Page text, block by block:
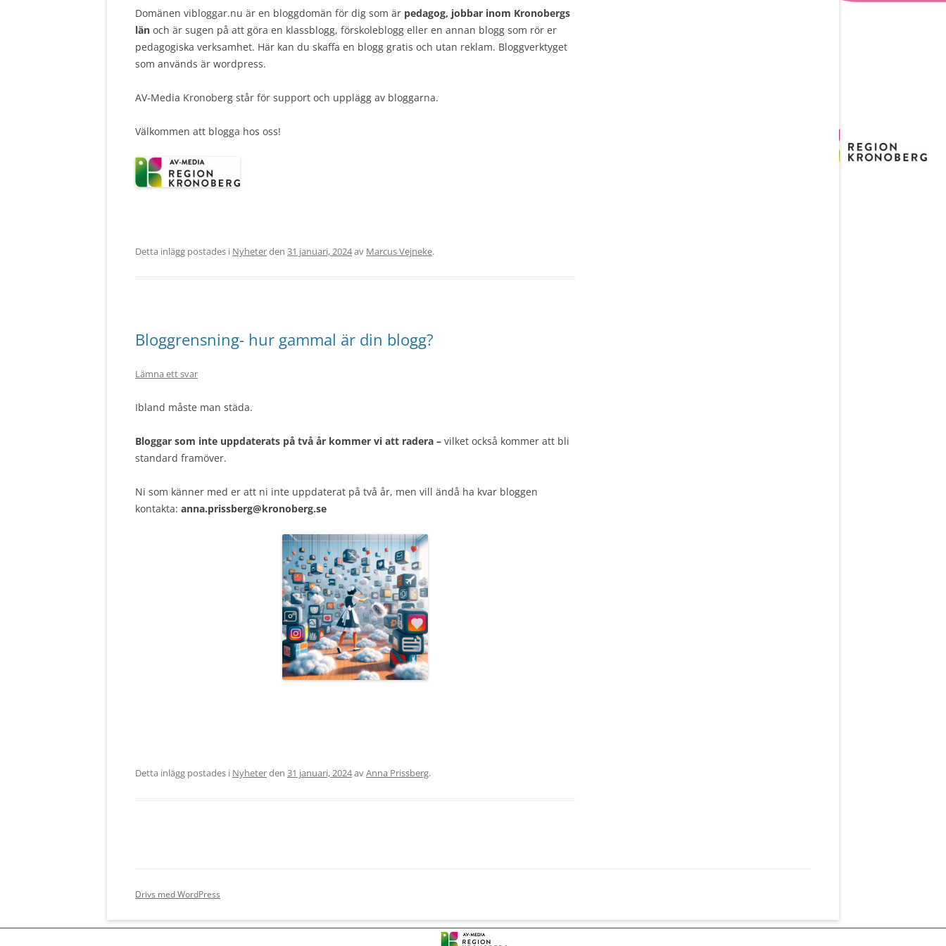
Domänen vibloggar.nu är en bloggdomän för dig som är pedagog, jobbar inom Kronobergs
län och är sugen på att göra en klassblogg, förskoleblogg eller en annan blogg som rör er
pedagogiska verksamhet. Här kan du skaffa en blogg gratis och utan reklam. Bloggverktyget
som används är wordpress.
AV-Media Kronoberg står för support och upplägg av bloggarna.
Välkommen att blogga hos oss!
Detta inlägg postades i Nyheterden 31 januari, 2024av Marcus Vejneke.
Bloggrensning- hur gammal är din blogg?
Lämna ett svar
Ibland måste man städa.
Bloggar som inte uppdaterats på två år kommer vi att radera – vilket också kommer att bli
standard framöver.
Ni som känner med er att ni inte uppdaterat på två år, men vill ändå ha kvar bloggen
kontakta: anna.prissberg@kronoberg.se
Detta inlägg postades i Nyheterden 31 januari, 2024avAnna Prissberg.
Drivs med WordPress